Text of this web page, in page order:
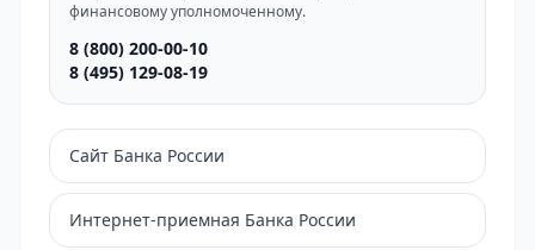
финансовому уполномоченному.
8 (800) 200-00-10
8 (495) 129-08-19
Сайт Банка России
Интернет-приемная Банка России